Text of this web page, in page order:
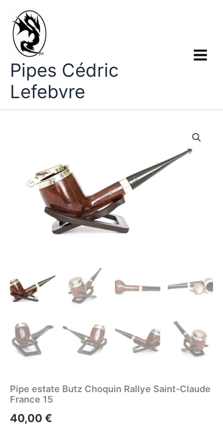
contenu
Pipes Cédric
Lefebvre
Pipe estate Butz Choquin Rallye Saint-Claude
France 15
40,00 €